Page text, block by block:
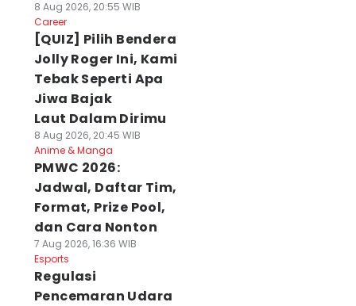
8 Aug 2026, 20:55 WIB
Career
[QUIZ] Pilih Bendera
Jolly Roger Ini, Kami
Tebak Seperti Apa
Jiwa Bajak
Laut Dalam Dirimu
8 Aug 2026, 20:45 WIB
Anime & Manga
PMWC 2026:
Jadwal, Daftar Tim,
Format, Prize Pool,
dan Cara Nonton
7 Aug 2026, 16:36 WIB
Esports
Regulasi
Pencemaran Udara